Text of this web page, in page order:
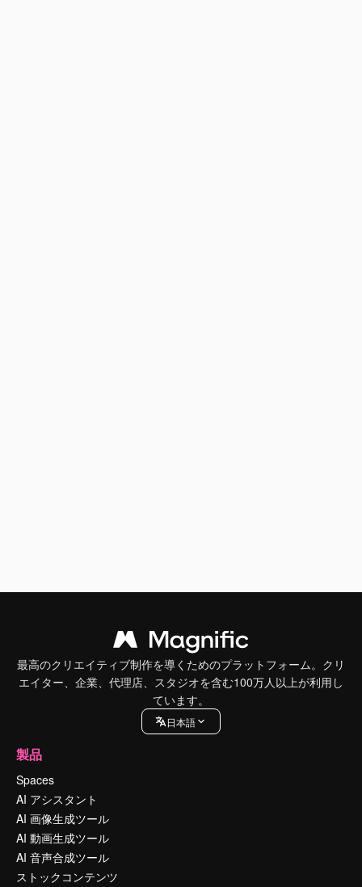
最高のクリエイティブ制作を導くためのプラットフォーム。クリ
エイター、企業、代理店、スタジオを含む100万人以上が利用し
ています。
日本語
製品
Spaces
AI アシスタント
AI 画像生成ツール
AI 動画生成ツール
AI 音声合成ツール
ストックコンテンツ